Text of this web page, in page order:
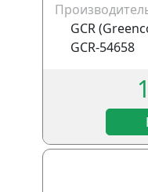
speed 10 Гбит/
GCR
GCR-54658